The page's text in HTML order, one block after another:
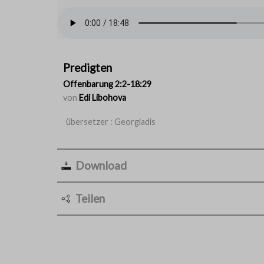
Predigten
Offenbarung 2:2-18:29
von Edi Libohova
übersetzer : Georgiadis
Download
Teilen